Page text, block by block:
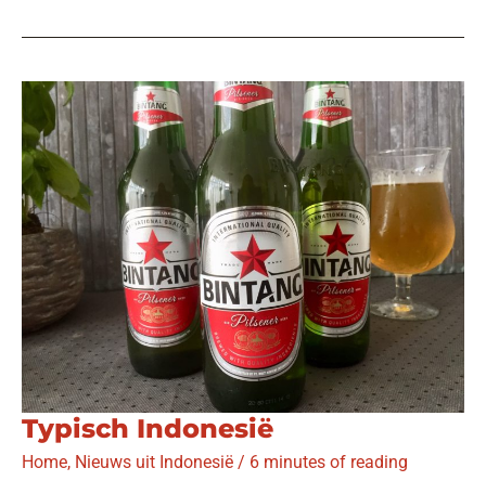
over
traditionele
markt
Typisch Indonesië
Home, Nieuws uit Indonesië / 6 minutes of reading